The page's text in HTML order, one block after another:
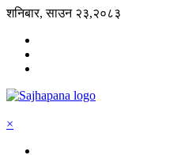
शनिबार, साउन २३,२०८३
×